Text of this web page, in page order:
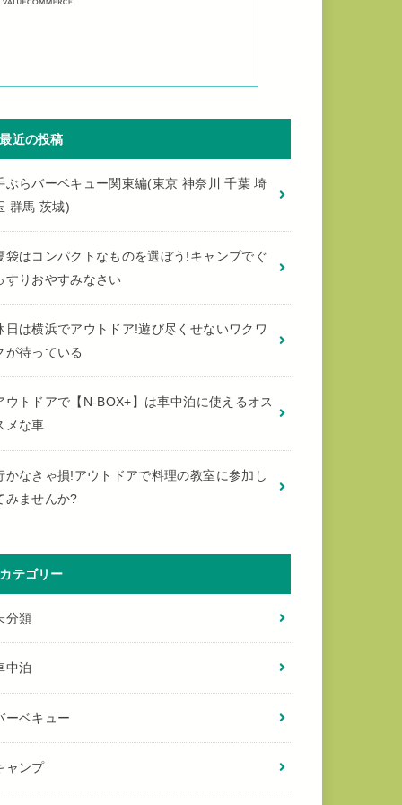
最近の投稿
ぶらバーベキュー関東編(東京 神奈川 千葉 埼
群馬 茨城)
袋はコンパクトなものを選ぼう!キャンプでぐ
すりおやすみなさい
日は横浜でアウトドア!遊び尽くせないワクワ
が待っている
ウトドアで【N-BOX+】は車中泊に使えるオス
メな車
かなきゃ損!アウトドアで料理の教室に参加し
みませんか?
カテゴリー
分類
中泊
ーベキュー
ャンプ